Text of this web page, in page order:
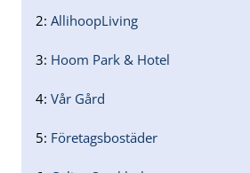
2: AllihoopLiving
3: Hoom Park & Hotel
4: Vår Gård
5: Företagsbostäder